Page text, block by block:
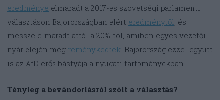
eredménye elmaradt a 2017-es szövetségi parlamenti
választáson Bajorországban elért eredménytől, és
messze elmaradt attól a 20%-tól, amiben egyes vezetői
nyár elején még reménykedtek. Bajorország ezzel együtt
is az AfD erős bástyája a nyugati tartományokban.
Tényleg a bevándorlásról szólt a választás?